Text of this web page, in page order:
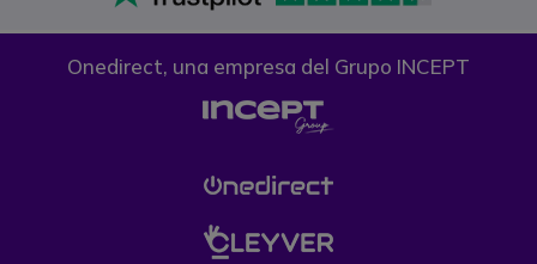
Onedirect, una empresa del Grupo INCEPT